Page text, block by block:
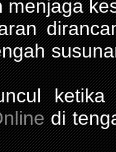
menjaga
ketika
di